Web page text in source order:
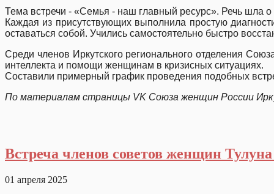
Тема встречи - «Семья - наш главный ресурс». Речь шла
Каждая из присутствующих выполнила простую
оставаться собой. Учились самостоятельно быстро
Среди членов Иркутского регионального отделения
интеллекта и помощи женщинам в кризисных ситуациях.
Составили примерный график проведения подобных
По материалам страницы VK Союза женщин России
Встреча членов советов женщин
01 апреля 2025